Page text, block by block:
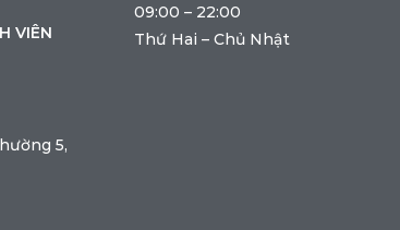
VIÊN
5,
09:00 – 22:00
Thứ Hai – Chủ Nhật